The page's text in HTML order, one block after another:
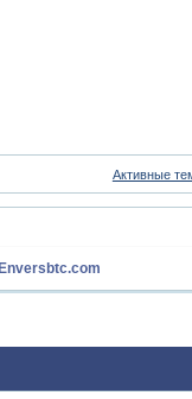
Активные